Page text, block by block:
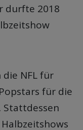
durfte 2018
NFL für
für die
Stattdessen